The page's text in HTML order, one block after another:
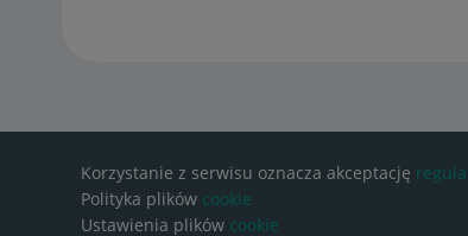
Korzystanie z serwisu oznacza akceptację
Polityka plików cookie
Ustawienia plików cookie